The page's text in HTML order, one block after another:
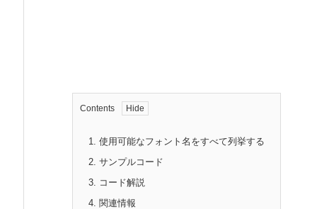
Contents
1.
使用可能なフォント名をすべて列挙する
2. サンプルコード
3.
コード解説
4. 関連情報